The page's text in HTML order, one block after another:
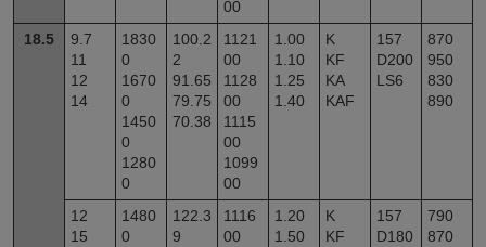
00
18.5
9.7
11
12
14
1830
0
1670
0
1450
0
1280
0
100.2
2
91.65
79.75
70.38
1121
00
1128
00
1115
00
1099
00
1.00
1.10
1.25
1.40
K
KF
KA
KAF
157
D200
LS6
870
950
830
890
12
15
1480
0
122.3
9
1116
00
1.20
1.50
K
KF
157
D180
790
870